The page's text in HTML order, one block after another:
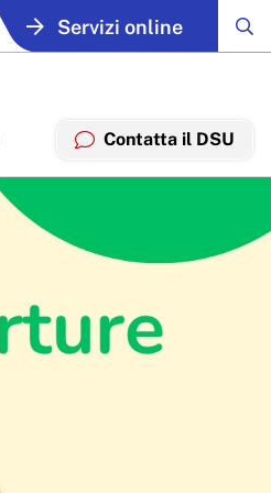
Servizi online
Contatta il DSU